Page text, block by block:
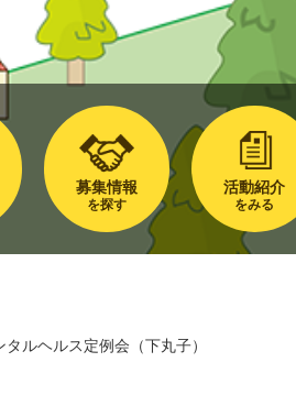
募集情報
を探す
活動紹介
をみる
タルヘルス定例会（下丸子）